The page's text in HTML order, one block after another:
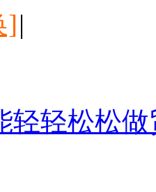
]|
轻轻松松